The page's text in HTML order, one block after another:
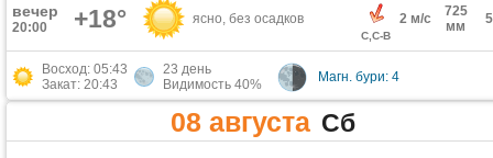
вечер
20:00 +18° ясно, без осадков
С,С-В
2 м/с
725
мм
Восход: 05:43
Закат: 20:43
23 день
Видимость 40%
Магн. бури: 4
08 августа Сб